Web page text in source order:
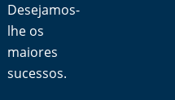
Desejamos-
lhe os
maiores
sucessos.